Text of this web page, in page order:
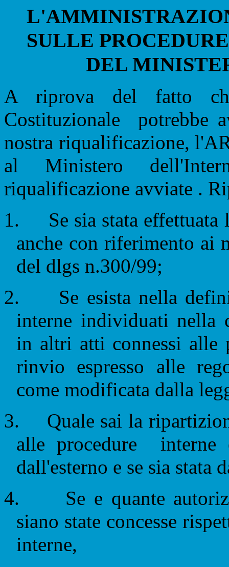
SULLE
DEL
A riprova del fatto
Costituzionale
potrebbe
nostra riqualificazione,
al Ministero
riqualificazione avviate .
1.
Se sia stata
anche con riferimento ai
del dlgs n.300/99;
2.
Se esista nella
interne individuati nella
in altri atti connessi alle
rinvio espresso alle
come modificata dalla
3.
Quale sai la
alle procedure
dall'esterno e se sia stata
4.
Se e quante
siano state concesse
interne,